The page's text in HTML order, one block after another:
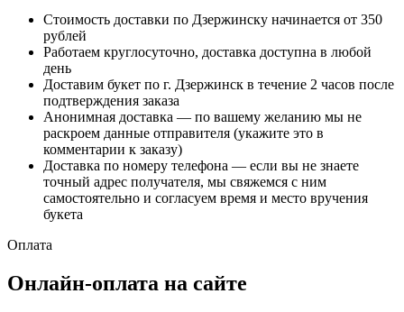
Стоимость доставки по Дзержинску начинается от 350
рублей
Работаем круглосуточно, доставка доступна в любой
день
Доставим букет по г. Дзержинск в течение 2 часов после
подтверждения заказа
Анонимная доставка — по вашему желанию мы не
раскроем данные отправителя (укажите это в
комментарии к заказу)
Доставка по номеру телефона — если вы не знаете
точный адрес получателя, мы свяжемся с ним
самостоятельно и согласуем время и место вручения
букета
Оплата
Онлайн-оплата на сайте